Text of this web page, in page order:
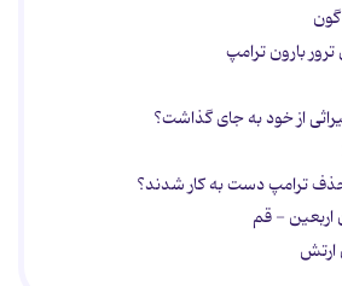
بارون ترامپ
حذف ترامپ دست به کار شدند؟
اربعین - قم
ارتش